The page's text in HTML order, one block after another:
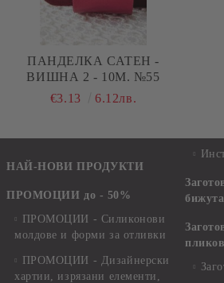
ПАНДЕЛКА САТЕН -
ВИШНА 2 - 10М. №55
€3.13
6.12лв.
НАЙ-НОВИ ПРОДУКТИ
ПРОМОЦИИ до - 50%
ПРОМОЦИИ - Силиконови
молдове и форми за отливки
ПРОМОЦИИ - Дизайнерски
хартии, изрязани елементи,
бижута